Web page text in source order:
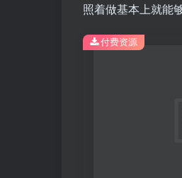
照着做基本上就能
付费资源